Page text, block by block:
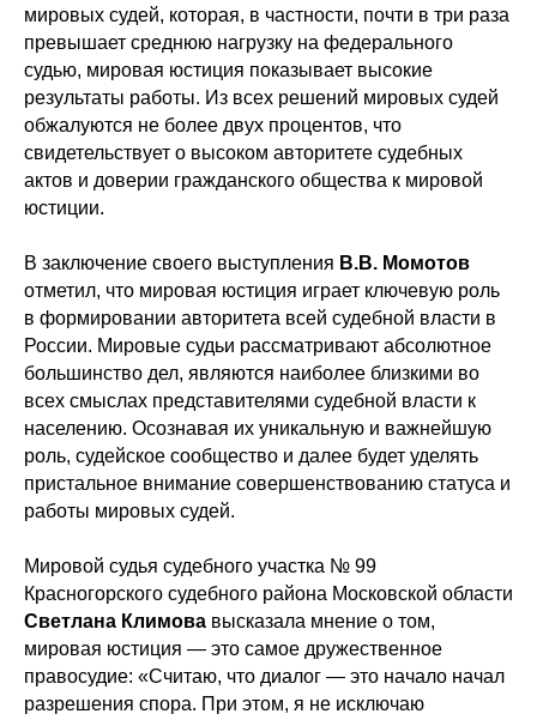
мировых судей, которая, в частности, почти в три раза
превышает среднюю нагрузку на федерального
судью, мировая юстиция показывает высокие
результаты работы. Из всех решений мировых судей
обжалуются не более двух процентов, что
свидетельствует о высоком авторитете судебных
актов и доверии гражданского общества к мировой
юстиции.
В заключение своего выступления В.В. Момотов
отметил, что мировая юстиция играет ключевую роль
в формировании авторитета всей судебной власти в
России. Мировые судьи рассматривают абсолютное
большинство дел, являются наиболее близкими во
всех смыслах представителями судебной власти к
населению. Осознавая их уникальную и важнейшую
роль, судейское сообщество и далее будет уделять
пристальное внимание совершенствованию статуса и
работы мировых судей.
Мировой судья судебного участка № 99
Красногорского судебного района Московской области
Светлана Климова высказала мнение о том,
мировая юстиция — это самое дружественное
правосудие: «Считаю, что диалог — это начало начал
разрешения спора. При этом, я не исключаю